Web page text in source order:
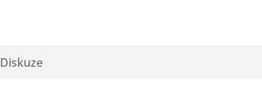
Diskuze